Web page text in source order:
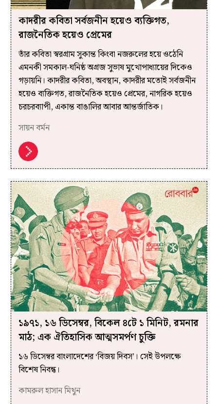
কাদরীর কবিতা সর্বজনীন হয়েও ব্যক্তিগত,
রাজনৈতিক হয়েও প্রেমের
তাঁর কবিতা স্বরগ্রাম সুকান্ত কিংবা নজরুলের হয়ে ওঠেনি
এমনকী সমকাল-ঘনিষ্ঠ অগ্রজ সুভাষ মুখোপাধ্যায়ের দিকেও
গড়ায়নি। কাদরীর কবিতা, অবস্থান, কাদরীর মতোই সর্বজনীন
হয়েও ব্যক্তিগত, রাজনৈতিক হয়েও প্রেমের, নাগরিক হয়েও
চরচরব্যাপী, একান্ত বাঙালির আবার আন্তর্জাতিক।
সায়ন বর্মন
১৯৭১, ১৬ ডিসেম্বর, বিকেল ৪টে ১ মিনিট, রমনার
মাঠ; এক ঐতিহাসিক আত্মসমর্পণ চুক্তি
১৬ ডিসেম্বর বাংলাদেশের ‘বিজয় দিবস’। সেই উপলক্ষে
বিশেষ নিবন্ধ।
কামরুল হাসান মিথুন